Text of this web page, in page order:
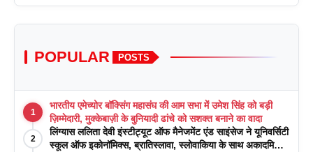
POPULAR POSTS
1
भारतीय एमेच्योर बॉक्सिंग महासंघ की आम सभा में उमेश सिंह को बड़ी
ज़िम्मेदारी, मुक्केबाज़ी के बुनियादी ढांचे को सशक्त बनाने का वादा
2
लिंग्यास ललिता देवी इंस्टीट्यूट ऑफ मैनेजमेंट एंड साइंसेज ने यूनिवर्सिटी
स्कूल ऑफ इकोनॉमिक्स, ब्रातिस्लावा, स्लोवाकिया के साथ अकादमिक